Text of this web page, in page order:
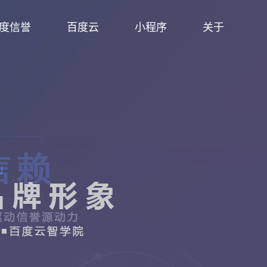
信誉 百度云 小程序 关于